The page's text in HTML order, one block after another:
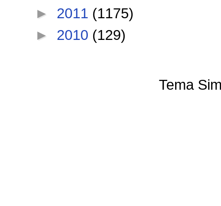
► 2011 (1175)
► 2010 (129)
Tema